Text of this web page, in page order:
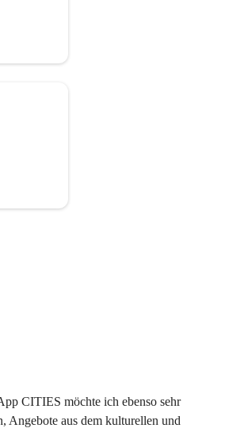
CITIES möchte ich ebenso sehr
Angebote aus dem kulturellen und